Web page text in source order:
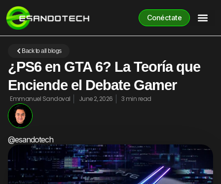
Conéctate
Back to all blogs
¿PS6 en GTA 6? La Teoría que
Enciende el Debate Gamer
Emmanuel Sandoval June 2, 2026 3 min read
@esandotech